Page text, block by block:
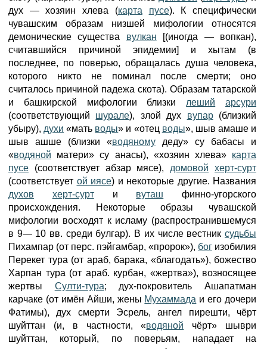
дух — хозяин хлева (карта пусе). К специфически
чувашским образам низшей мифологии относятся
демонические существа вулкан [(иногда — вопкан),
считавшийся причиной эпидемии] и хытам (в
последнее, по поверью, обращалась душа человека,
которого никто не поминал после смерти; оно
считалось причиной падежа скота). Образам татарской
и башкирской мифологии близки леший
арсури
(соответствующий шурале), злой дух вупар(близкий
убыру), духи «мать воды» и «отец воды», шыв амаше и
шыв ашше (близки «водяному деду» су бабасы и
«водяной матери» су анасы), «хозяин хлева» карта
пусе (соответствует абзар мясе), домовой
херт-сурт
(соответствует ой иясе) и некоторые другие. Названия
духов
херт-сурти вуташ финно-угорского
происхождения. Некоторые образы чувашской
мифологии восходят к исламу (распространившемуся
в 9— 10 вв. среди булгар). В их числе вестник судьбы
Пихампар (от перс. пэйгамбар, «пророк»), бог изобилия
Перекет тура (от араб, барака, «благодать»), божество
Харпан тура (от араб. курбан, «жертва»), возносящее
жертвы Султи-тура; дух-покровитель Ашапатман
карчаке (от имён Айши, жены Мухаммада и его дочери
Фатимы), дух смерти Эсрель, ангел пирешти, чёрт
шуйттан (и, в частности, «водяной чёрт» шыври
шуйттан, который, по поверьям, нападает на